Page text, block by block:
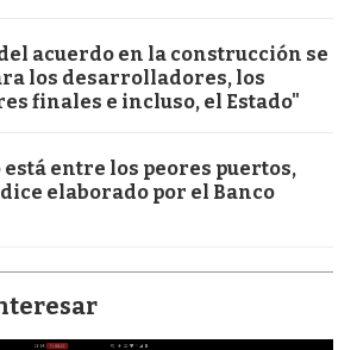
acuerdo en la construcción se
los desarrolladores, los
finales e incluso, el Estado"
entre los peores puertos,
elaborado por el Banco